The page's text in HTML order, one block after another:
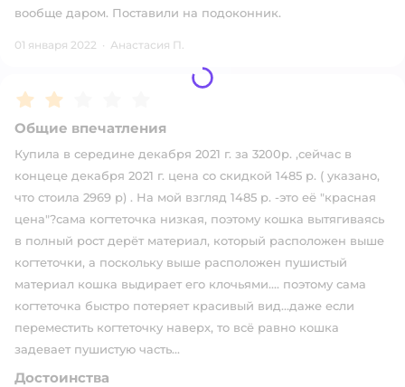
вообще даром. Поставили на подоконник.
01 января 2022 · Анастасия П.
Рейтинг:
Общие впечатления
Купила в середине декабря 2021 г. за 3200р. ,сейчас в
концеце декабря 2021 г. цена со скидкой 1485 р. ( указано,
что стоила 2969 р) . На мой взгляд 1485 р. -это её "красная
цена"?сама когтеточка низкая, поэтому кошка вытягиваясь
в полный рост дерёт материал, который расположен выше
когтеточки, а поскольку выше расположен пушистый
материал кошка выдирает его клочьями.... поэтому сама
когтеточка быстро потеряет красивый вид...даже если
переместить когтеточку наверх, то всё равно кошка
задевает пушистую часть...
Достоинства